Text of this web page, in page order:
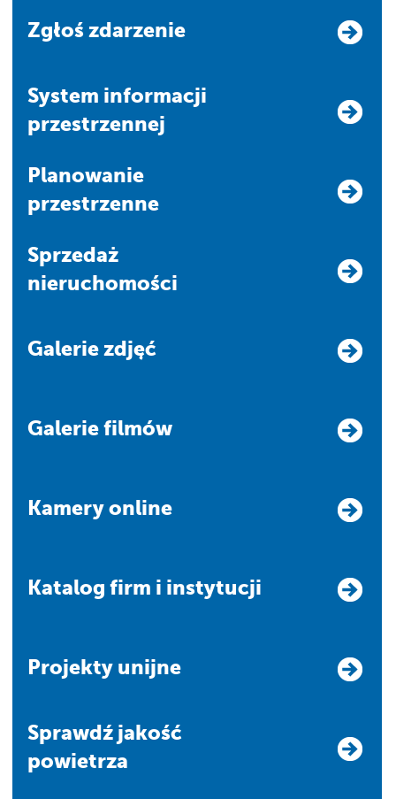
Zgłoś zdarzenie
system informacji
przestrzennej
Planowanie
przestrzenne
Sprzedaż
nieruchomości
Galerie zdjęć
Galerie filmów
Kamery online
Katalog firm i instytucji
Projekty unijne
Sprawdź jakość
powietrza